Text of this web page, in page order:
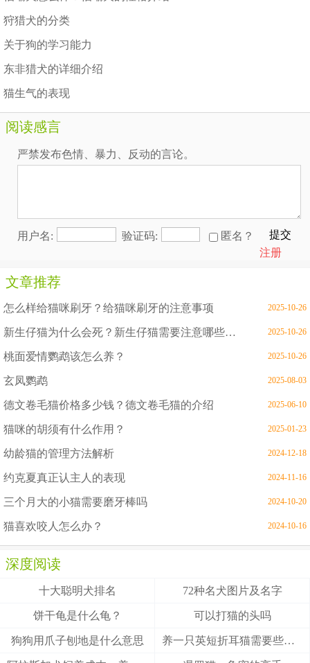
狩猎犬的分类
关于狗的学习能力
东非猎犬的详细介绍
猫生气的表现
阅读感言
严禁发布色情、暴力、反动的言论。
用户名: 验证码: 匿名？
提交
注册
文章推荐
怎么样给猫咪刷牙？给猫咪刷牙的注意事项 2025-10-26
新生仔猫为什么会死？新生仔猫需要注意哪些问题 2025-10-26
桃面爱情鹦鹉该怎么养？ 2025-10-26
玄凤鹦鹉 2025-08-03
德文卷毛猫价格多少钱？德文卷毛猫的介绍 2025-06-10
猫咪的胡须有什么作用？ 2025-01-23
幼龄猫的管理方法解析 2024-12-18
约克夏真正认主人的表现 2024-11-16
三个月大的小猫需要磨牙棒吗 2024-10-20
猫喜欢咬人怎么办？ 2024-10-16
深度阅读
十大聪明犬排名 72种名犬图片及名字
饼干龟是什么龟？ 可以打猫的头吗
狗狗用爪子刨地是什么意思 养一只英短折耳猫需要些什么